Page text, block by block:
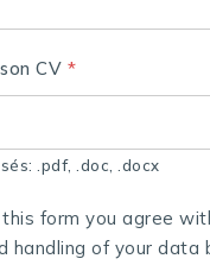
CV *
.pdf, .doc, .docx
this form you agree
handling of your data